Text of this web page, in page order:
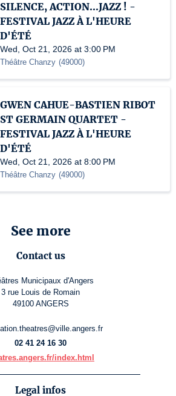
SILENCE, ACTION...JAZZ ! -
FESTIVAL JAZZ À L'HEURE
D'ÉTÉ
Wed, Oct 21, 2026 at 3:00 PM
Théâtre Chanzy (49000)
GWEN CAHUE-BASTIEN RIBOT
ST GERMAIN QUARTET -
FESTIVAL JAZZ À L'HEURE
D'ÉTÉ
Wed, Oct 21, 2026 at 8:00 PM
Théâtre Chanzy (49000)
See more
Contact us
Municipaux d'Angers
3 rue Louis de Romain
49100 ANGERS
02 41 24 16 30
index.html
Legal infos